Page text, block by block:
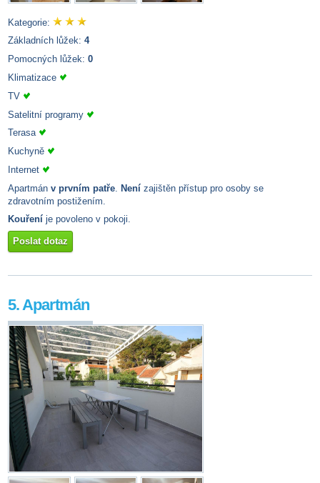
Kategorie:
Základních lůžek: 4
Pomocných lůžek: 0
Klimatizace
TV
Satelitní programy
Terasa
Kuchyně
Internet
Apartmán v prvním patře Není zajištěn přístup pro osoby se
zdravotním postižením.
Kouření je povoleno v pokoji.
Poslat dotaz
5. Apartmán